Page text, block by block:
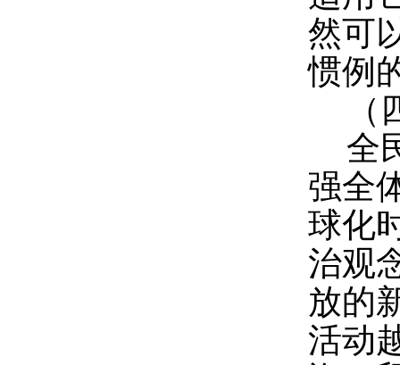
然可
惯例
全
强全
球化
治观
放的
活动